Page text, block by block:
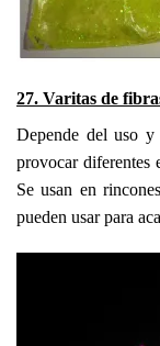
27. Varitas de
Depende del uso y
provocar diferentes
Se usan en
pueden usar para